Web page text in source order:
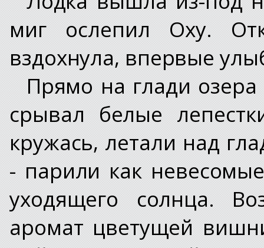
миг ослепил Оху.
вздохнула, впервые
Прямо на глади
срывал белые
кружась, летали над
- парили как
уходящего солнца.
аромат цветущей